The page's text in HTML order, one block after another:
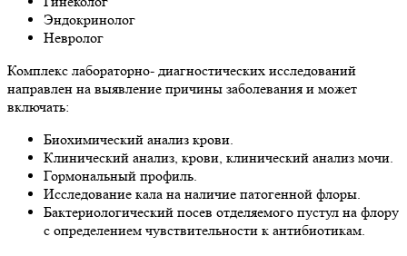
Эндокринолог
Невролог
Комплекс лабораторно- диагностических исследований
направлен на выявление причины заболевания и может
включать:
Биохимический анализ крови.
Клинический анализ, крови, клинический анализ мочи.
Гормональный профиль.
Исследование кала на наличие патогенной флоры.
Бактериологический посев отделяемого пустул на флору
с определением чувствительности к антибиотикам.